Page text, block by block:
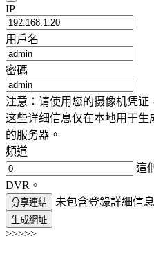
IP
用戶名
密碼
注意：请使用您的摄像机凭证
这些详细信息仅在本地用于生
的服务器。
頻道
這
DVR。
分享連結 未包含登錄詳細信息
生成網址
>>>>>